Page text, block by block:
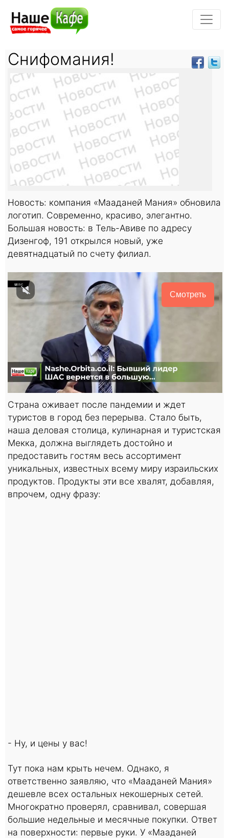
Снифомания!
Новость: компания «Мааданей Мания» обновила
логотип. Современно, красиво, элегантно.
Большая новость: в Тель-Авиве по адресу
Дизенгоф, 191 открылся новый, уже
девятнадцатый по счету филиал.
Смотреть
Страна оживает после пандемии и ждет
туристов в город без перерыва. Стало быть,
наша деловая столица, кулинарная и туристская
Мекка, должна выглядеть достойно и
предоставить гостям весь ассортимент
уникальных, известных всему миру израильских
продуктов. Продукты эти все хвалят, добавляя,
впрочем, одну фразу:
- Ну, и цены у вас!
Тут пока нам крыть нечем. Однако, я
ответственно заявляю, что «Мааданей Мания»
дешевле всех остальных некошерных сетей.
Многократно проверял, сравнивал, совершая
большие недельные и месячные покупки. Ответ
на поверхности: первые руки. У «Мааданей